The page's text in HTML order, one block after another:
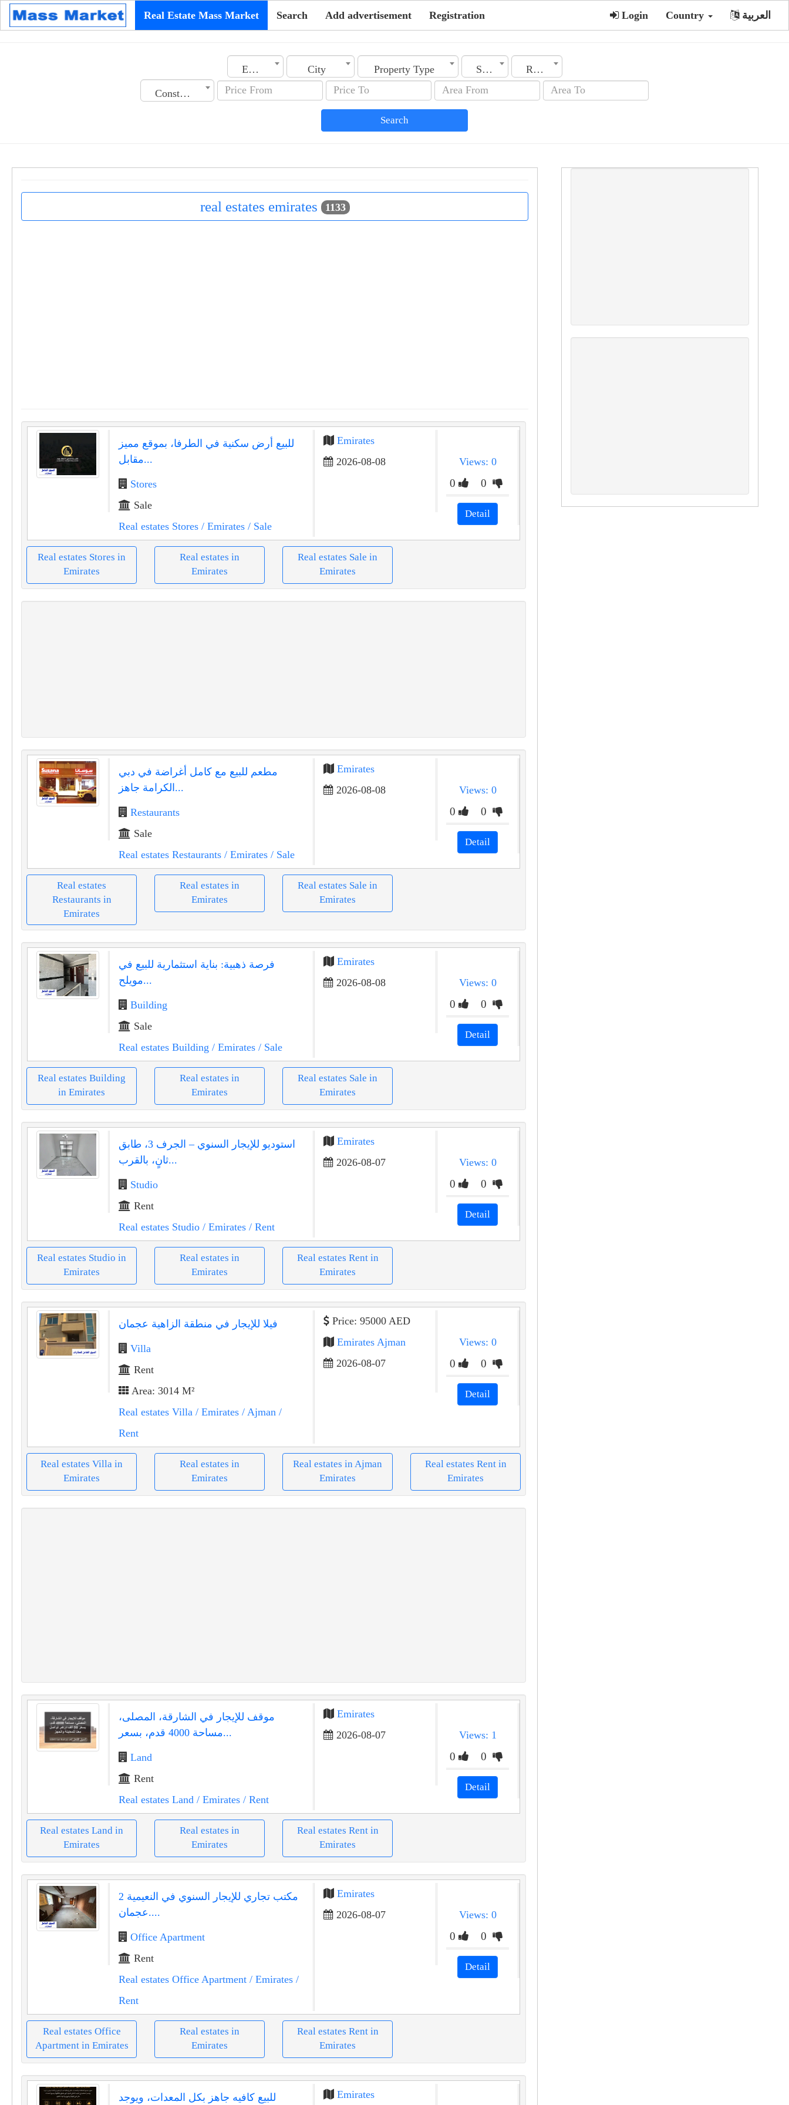
Real Estate Mass Market Search Add advertisement Registration Login Country العربية
Emirates City Property Type Section Rooms No.
Construction Date
Search
real estates emirates 1133
للبيع أرض سكنية في الطرفا، بموقع مميز
مقابل...
Stores
Sale
Real estates Stores/ Emirates/ Sale
Emirates
2026-08-08
Views: 0
0 0
Detail
Real estates Stores in
Emirates
Real estates in
Emirates
Real estates Sale in
Emirates
مطعم للبيع مع كامل أغراضة في دبي
الكرامة جاهز...
Restaurants
Sale
Real estates Restaurants/ Emirates/ Sale
Emirates
2026-08-08
Views: 0
0 0
Detail
Real estates
Restaurants in
Emirates
Real estates in
Emirates
Real estates Sale in
Emirates
فرصة ذهبية: بناية استثمارية للبيع في
مويلح...
Building
Sale
Real estates Building / Emirates/ Sale
Emirates
2026-08-08
Views: 0
0 0
Detail
Real estates Building
in Emirates
Real estates in
Emirates
Real estates Sale in
Emirates
استوديو للإيجار السنوي – الجرف 3، طابق
ثانٍ، بالقرب...
Studio
Rent
Real estates Studio/ Emirates/ Rent
Emirates
2026-08-07
Views: 0
0 0
Detail
Real estates Studio in
Emirates
Real estates in
Emirates
Real estates Rent in
Emirates
فيلا للإيجار في منطقة الزاهية عجمان
Villa
Rent
Area: 3014 M²
Real estates Villa / Emirates/ Ajman /
Rent
Price: 95000 AED
Emirates Ajman
2026-08-07
Views: 0
0 0
Detail
Real estates Villa in
Emirates
Real estates in
Emirates
Real estates in Ajman
Emirates
Real estates Rent in
Emirates
موقف للإيجار في الشارقة، المصلى،
مساحة 4000 قدم، بسعر...
Land
Rent
Real estates Land / Emirates/ Rent
Emirates
2026-08-07
Views: 1
0 0
Detail
Real estates Land in
Emirates
Real estates in
Emirates
Real estates Rent in
Emirates
مكتب تجاري للإيجار السنوي في النعيمية 2
عجمان....
Office Apartment
Rent
Real estates Office Apartment/ Emirates/
Rent
Emirates
2026-08-07
Views: 0
0 0
Detail
Real estates Office
Apartment in Emirates
Real estates in
Emirates
Real estates Rent in
Emirates
للبيع كافيه جاهز بكل المعدات، ويوجد Emirates